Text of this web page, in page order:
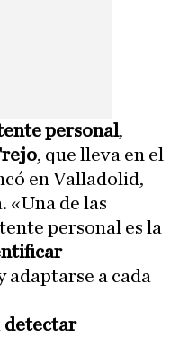
personal,
, que lleva en el
en Valladolid,
«Una de las
personal es la
adaptarse a cada
detectar